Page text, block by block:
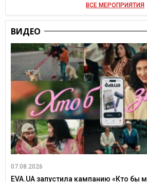
ВСЕ МЕРОПРИЯТИЯ
ВИДЕО
07.08.2026
EVA.UA запустила кампанию «Кто бы